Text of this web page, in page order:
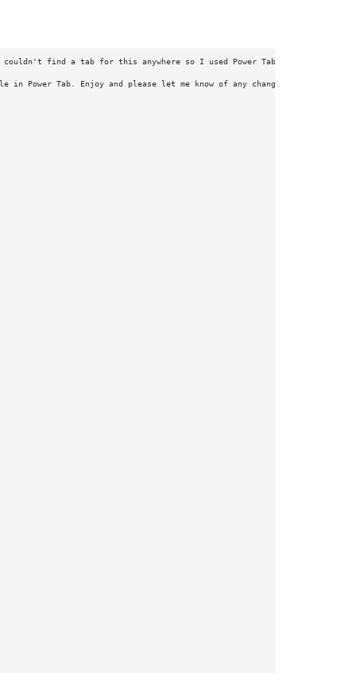
find a tab for this anywhere so I used Power Tab to create
Power Tab. Enjoy and please let me know of any changes to make so I